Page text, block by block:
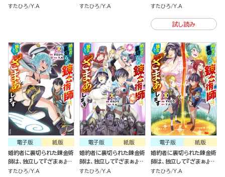
ます(3)
すたひろ Y.A
ます（7）
すたひろ Y.A
ます（6）
すたひろ Y.A
試し読み
紙版
電子版
婚約者に裏切られた錬金術
師は、独立して『ざまぁ』し
ます（5）
すたひろ Y.A
紙版
電子版
婚約者に裏切られた錬金術
師は、独立して『ざまぁ』し
ます（4）
すたひろ Y.A
紙版
電子版
婚約者に裏切られた錬金術
師は、独立して『ざまぁ』し
ます（3）
すたひろ Y.A